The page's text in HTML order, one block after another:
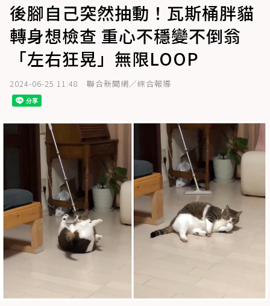
後腳自己突然抽動！瓦斯桶胖貓
轉身想檢查 重心不穩變不倒翁
「左右狂晃」無限LOOP
2024-06-25 11:48 聯合新聞網／綜合報導